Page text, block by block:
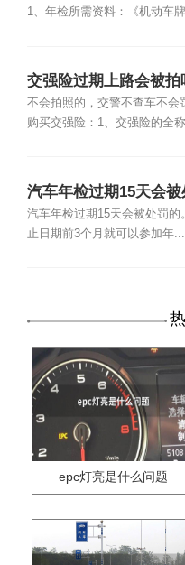
1、年检所需资料：《机动车
交强险过期上路会被拍
不会拍照的，交警不查车不会
购买交强险：1、交强险的全
汽车年检过期15天会
汽车年检过期15天会被处罚的
止日期前3个月就可以参加年...
epc灯亮是什么问题